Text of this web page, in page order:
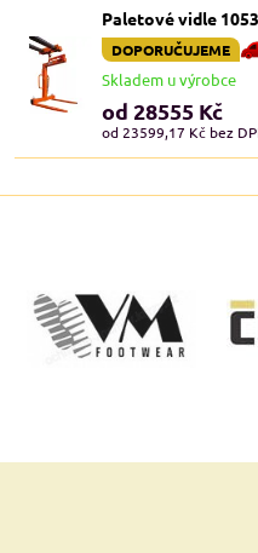
Paletové vidle
DOPORUČUJEME
Skladem u výrobce
od 28555 Kč
od 23599,17 Kč bez